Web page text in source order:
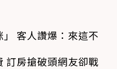
客人讚爆：來這不
訂房搶破頭網友卻戰